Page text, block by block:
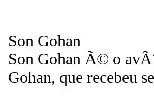
Son Gohan
Son Gohan Ã© o
Gohan, que recebeu